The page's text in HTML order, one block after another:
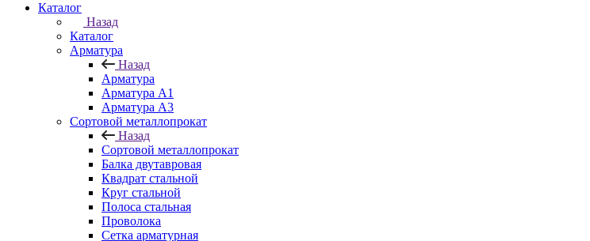
Каталог
Назад
Каталог
Арматура
Назад
Арматура
Арматура A1
Арматура А3
Сортовой металлопрокат
Назад
Сортовой металлопрокат
Балка двутавровая
Квадрат стальной
Круг стальной
Полоса стальная
Проволока
Сетка арматурная